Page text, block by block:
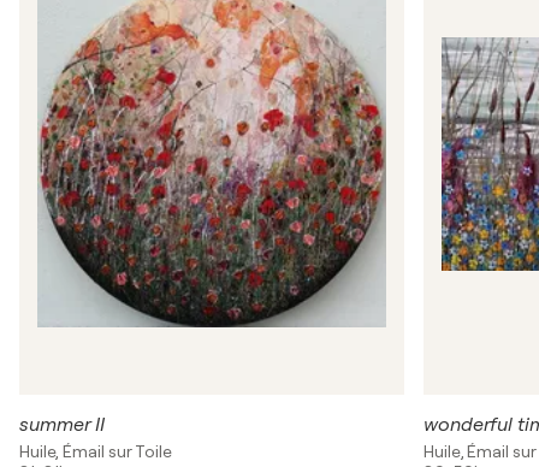
summer II
Huile, Émail sur Toile
wonderful
Huile, Émail